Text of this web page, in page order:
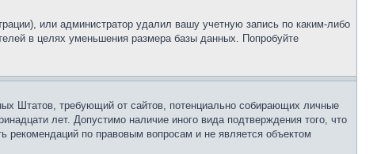
или администратор удалил вашу учетную запись по каким-либо
в целях уменьшения размера базы данных. Попробуйте
Штатов, требующий от сайтов, потенциально собирающих личные
лет. Допустимо наличие иного вида подтверждения того, что
рекомендаций по правовым вопросам и не является объектом